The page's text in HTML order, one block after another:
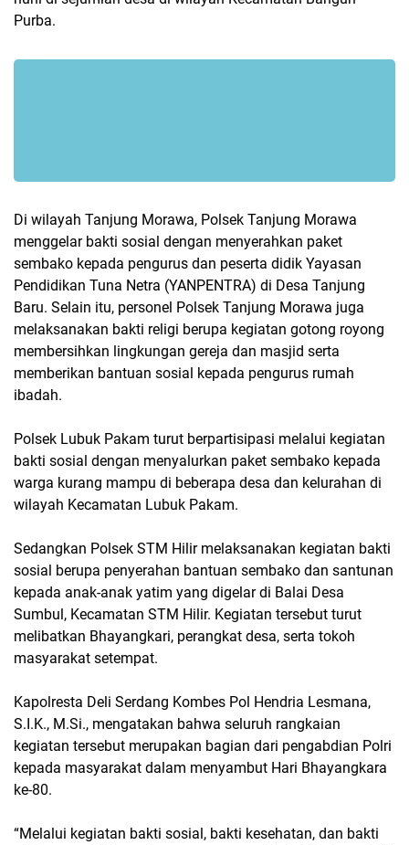
Purba.
Di wilayah Tanjung Morawa, Polsek Tanjung Morawa
menggelar bakti sosial dengan menyerahkan paket
sembako kepada pengurus dan peserta didik Yayasan
Pendidikan Tuna Netra (YANPENTRA) di Desa Tanjung
Baru. Selain itu, personel Polsek Tanjung Morawa juga
melaksanakan bakti religi berupa kegiatan gotong royong
membersihkan lingkungan gereja dan masjid serta
memberikan bantuan sosial kepada pengurus rumah
ibadah.
Polsek Lubuk Pakam turut berpartisipasi melalui kegiatan
bakti sosial dengan menyalurkan paket sembako kepada
warga kurang mampu di beberapa desa dan kelurahan di
wilayah Kecamatan Lubuk Pakam.
Sedangkan Polsek STM Hilir melaksanakan kegiatan bakti
sosial berupa penyerahan bantuan sembako dan santunan
kepada anak-anak yatim yang digelar di Balai Desa
Sumbul, Kecamatan STM Hilir. Kegiatan tersebut turut
melibatkan Bhayangkari, perangkat desa, serta tokoh
masyarakat setempat.
Kapolresta Deli Serdang Kombes Pol Hendria Lesmana,
S.I.K., M.Si., mengatakan bahwa seluruh rangkaian
kegiatan tersebut merupakan bagian dari pengabdian Polri
kepada masyarakat dalam menyambut Hari Bhayangkara
ke-80.
“Melalui kegiatan bakti sosial, bakti kesehatan, dan bakti